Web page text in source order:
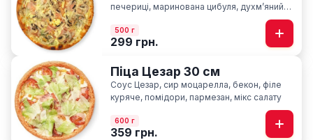
печериці, маринована цибуля, духмʼяний
500 г
299 грн.
Піца Цезар 30 см
Соус Цезар, сир моцарелла, бекон, філе
куряче, помідори, пармезан, мікс салату
600 г
359 грн.